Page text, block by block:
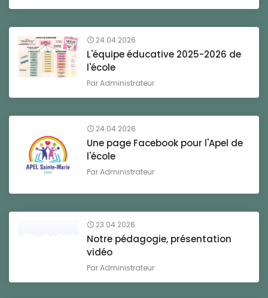
24.04.2026
L'équipe éducative 2025-2026 de
l'école
ParAdministrateur
24.04.2026
Une page Facebook pour l'Apel de
l'école
ParAdministrateur
23.04.2026
Notre pédagogie, présentation
vidéo
ParAdministrateur